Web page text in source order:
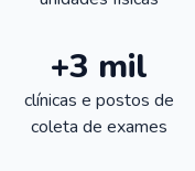
+3 mil
clínicas e postos de
coleta de exames